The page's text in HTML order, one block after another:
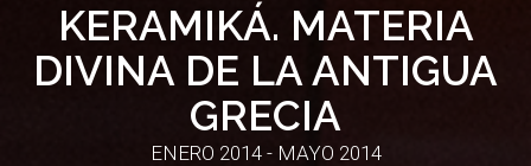
KERAMIKÁ. MATERIA
DIVINA DE LA ANTIGUA
GRECIA
ENERO 2014 - MAYO 2014